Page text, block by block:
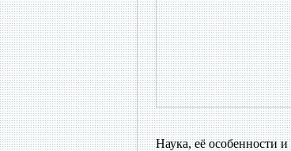
Наука, её особенности